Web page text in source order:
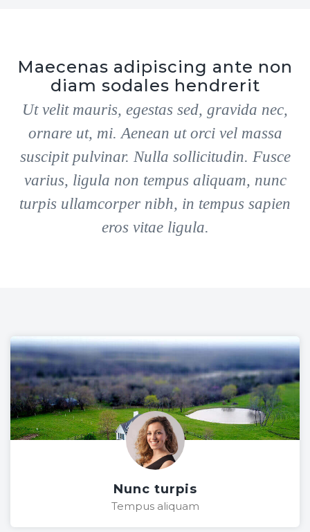
Maecenas adipiscing ante non
diam sodales hendrerit
Ut velit mauris, egestas sed, gravida nec,
ornare ut, mi. Aenean ut orci vel massa
suscipit pulvinar. Nulla sollicitudin. Fusce
varius, ligula non tempus aliquam, nunc
turpis ullamcorper nibh, in tempus sapien
eros vitae ligula.
Nunc turpis
Tempus aliquam